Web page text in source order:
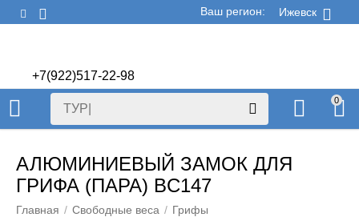
Ижевск
Ваш регион:
+7(922)517-22-98
+7(922)506-70-60
0
АЛЮМИНИЕВЫЙ ЗАМОК ДЛЯ
ГРИФА (ПАРА) BC147
Главная / Свободные веса / Грифы